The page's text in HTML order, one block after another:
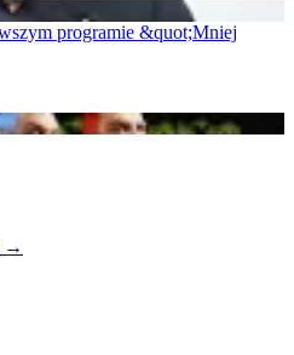
programie &quot;Mniej
→